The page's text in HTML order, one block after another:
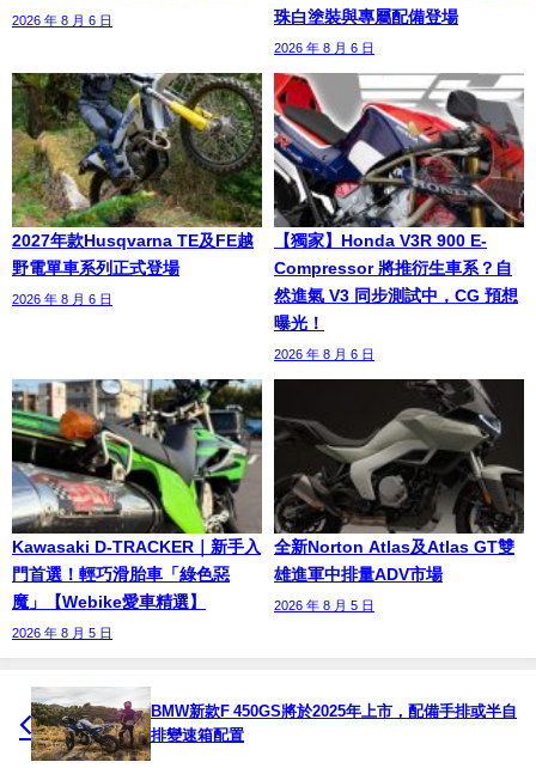
2026 年 8 月 6 日
珠白塗裝與專屬配備登場
2026 年 8 月 6 日
2027年款Husqvarna TE及FE越
野電單車系列正式登場
2026 年 8 月 6 日
【獨家】Honda V3R 900 E-
Compressor 將推衍生車系？自
然進氣 V3 同步測試中，CG 預想
曝光！
2026 年 8 月 6 日
Kawasaki D-TRACKER｜新手入
門首選！輕巧滑胎車「綠色惡
魔」【Webike愛車精選】
2026 年 8 月 5 日
全新Norton Atlas及Atlas GT雙
雄進軍中排量ADV市場
2026 年 8 月 5 日
BMW新款F 450GS將於2025年上市，配備手排或半自
排變速箱配置